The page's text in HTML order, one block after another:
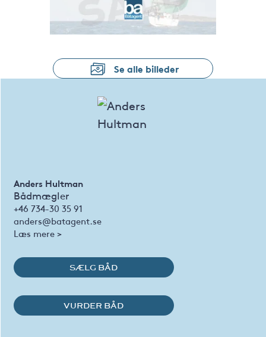
Se alle billeder
Anders Hultman
Bådmægler
+46 734-30 35 91
anders@batagent.se
Læs mere >
SÆLG BÅD
VURDER BÅD